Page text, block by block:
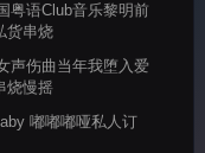
粤语Club音乐黎明前
货串烧
声伤曲当年我堕入爱
烧慢摇
嘟嘟嘟哑私人订